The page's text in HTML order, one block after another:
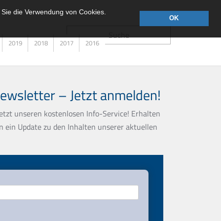
die Verwendung von Cookies.
OK
Suche
2019 2018 2017 2016
– Jetzt anmelden!
unseren kostenlosen Info-Service! Erhalten
ein Update zu den Inhalten unserer aktuellen